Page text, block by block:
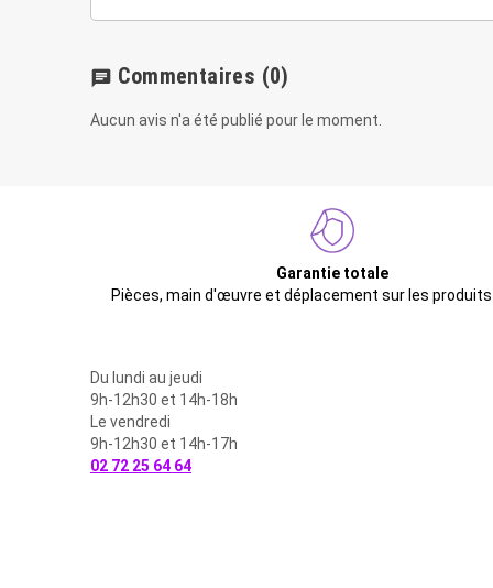
chat Commentaires (0)
Aucun avis n'a été publié pour le moment.
Garantie totale
Pièces, main d'œuvre et déplacement sur les
Du lundi au jeudi
9h-12h30 et 14h-18h
Le vendredi
9h-12h30 et 14h-17h
02 72 25 64 64